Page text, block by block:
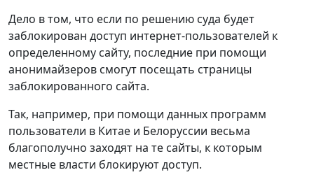
Дело в том, что если по решению суда будет
заблокирован доступ интернет-пользователей к
определенному сайту, последние при помощи
анонимайзеров смогут посещать страницы
заблокированного сайта.
Так, например, при помощи данных программ
пользователи в Китае и Белоруссии весьма
благополучно заходят на те сайты, к которым
местные власти блокируют доступ.